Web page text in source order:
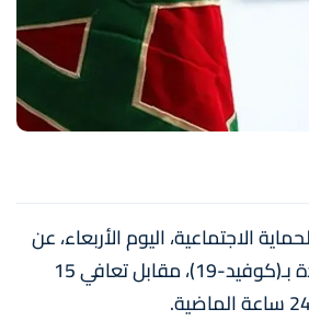
الاجتماعية، اليوم الأربعاء، عن
تسجيل 14 إصابة جديدة بـ(كوفيد-19)، مقابل تعافي 15